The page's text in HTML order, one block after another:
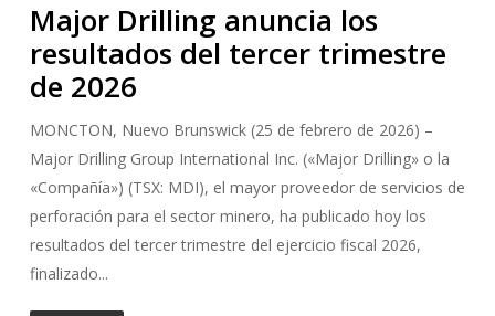
Major Drilling anuncia los
resultados del tercer trimestre
de 2026
MONCTON, Nuevo Brunswick (25 de febrero de 2026) –
Major Drilling Group International Inc. («Major Drilling» o la
«Compañía») (TSX: MDI), el mayor proveedor de servicios de
perforación para el sector minero, ha publicado hoy los
resultados del tercer trimestre del ejercicio fiscal 2026,
finalizado...